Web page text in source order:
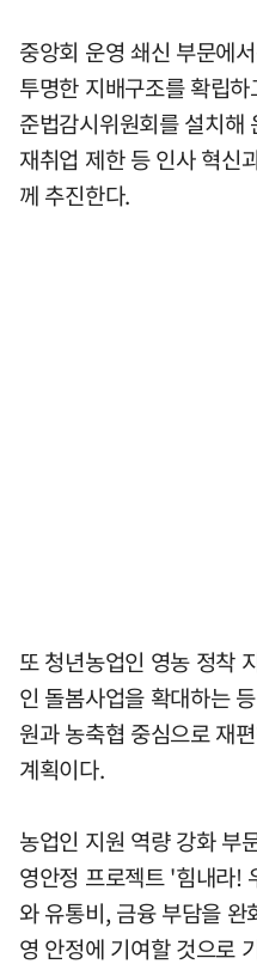
중앙회 운영 쇄신 부문에
투명한 지배구조를 확립
준법감시위원회를 설치해
재취업 제한 등 인사 혁신
께 추진한다.
또 청년농업인 영농 정착
인 돌봄사업을 확대하는
원과 농축협 중심으로 재
계획이다.
농업인 지원 역량 강화 부
영안정 프로젝트 '힘내라!
와 유통비, 금융 부담을
영 안정에 기여할 것으로